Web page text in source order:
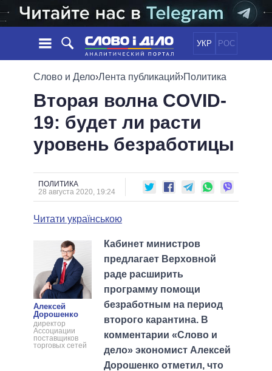
УКР РОС
НОВОСТИ
ЛЕНТА
СОБЫТИЯ
СТАТЬИ
МНЕНИЯ
ОБЗОРЫ
ДАЙДЖЕСТЫ
ПОЛИТИКА
ЭКОНОМИКА
ОБЩЕСТВО
МИР
ОБЕЩАНИЯ
ПОЛИТИКИ
ВСЕ ПОЛИТИКИ
ПРЕЗИДЕНТ И ОФИС
ВЕРХОВНАЯ РАДА
МЭРЫ
ВСЕ ПЕРСОНЫ
ИНФОГРАФИКА
ВИДЕО
Слово и Дело›Лента публикаций›Политика
Вторая волна COVID-
19: будет ли расти
уровень безработицы
ПОЛИТИКА
28 августа 2020, 19:24
Читати українською
Алексей
Дорошенко
директор
Ассоциации
поставщиков
торговых сетей
Кабинет министров
предлагает Верховной
раде расширить
программу помощи
безработным на период
второго карантина. В
комментарии «Слово и
дело» экономист Алексей
Дорошенко отметил, что